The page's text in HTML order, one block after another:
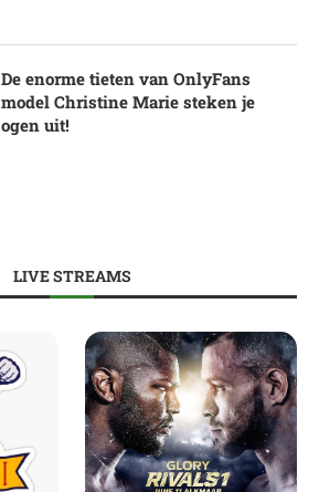
De enorme tieten van OnlyFans
model Christine Marie steken je
ogen uit!
LIVE STREAMS